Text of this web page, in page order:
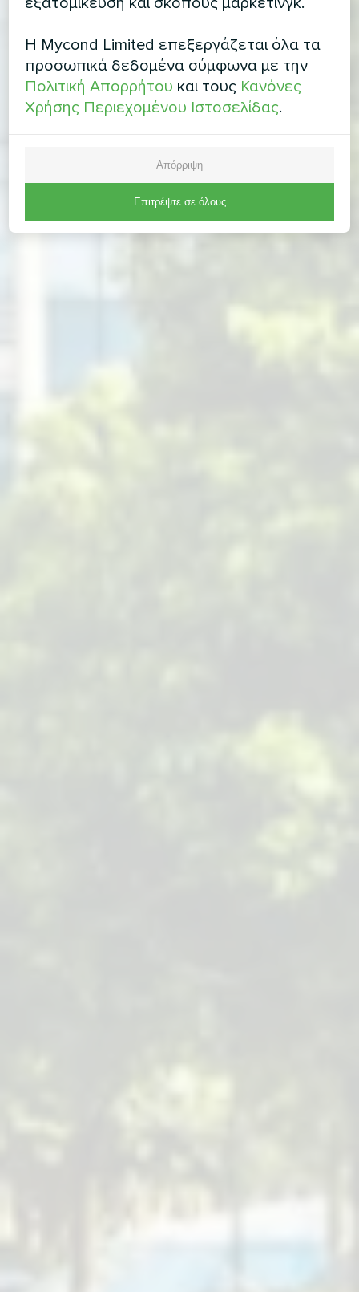
Η Mycond Limited επεξεργάζεται όλα τα
προσωπικά δεδομένα σύμφωνα με την
Πολιτική Απορρήτου και τους Κανόνες
Χρήσης Περιεχομένου Ιστοσελίδας.
Απόρριψη
Επιτρέψτε σε όλους